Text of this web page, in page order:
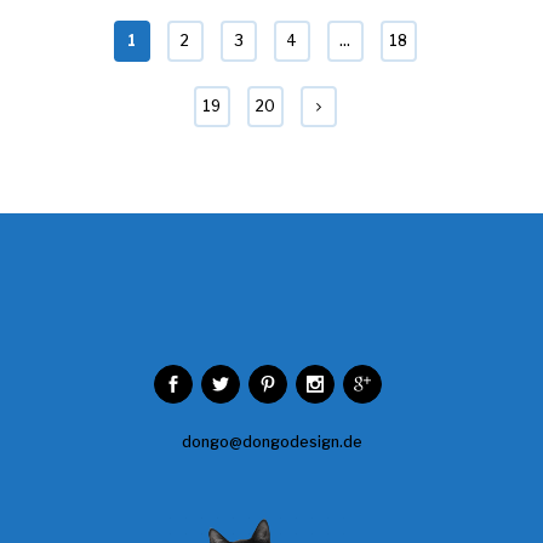
1 2 3 4 … 18
19 20
dongo@dongodesign.de